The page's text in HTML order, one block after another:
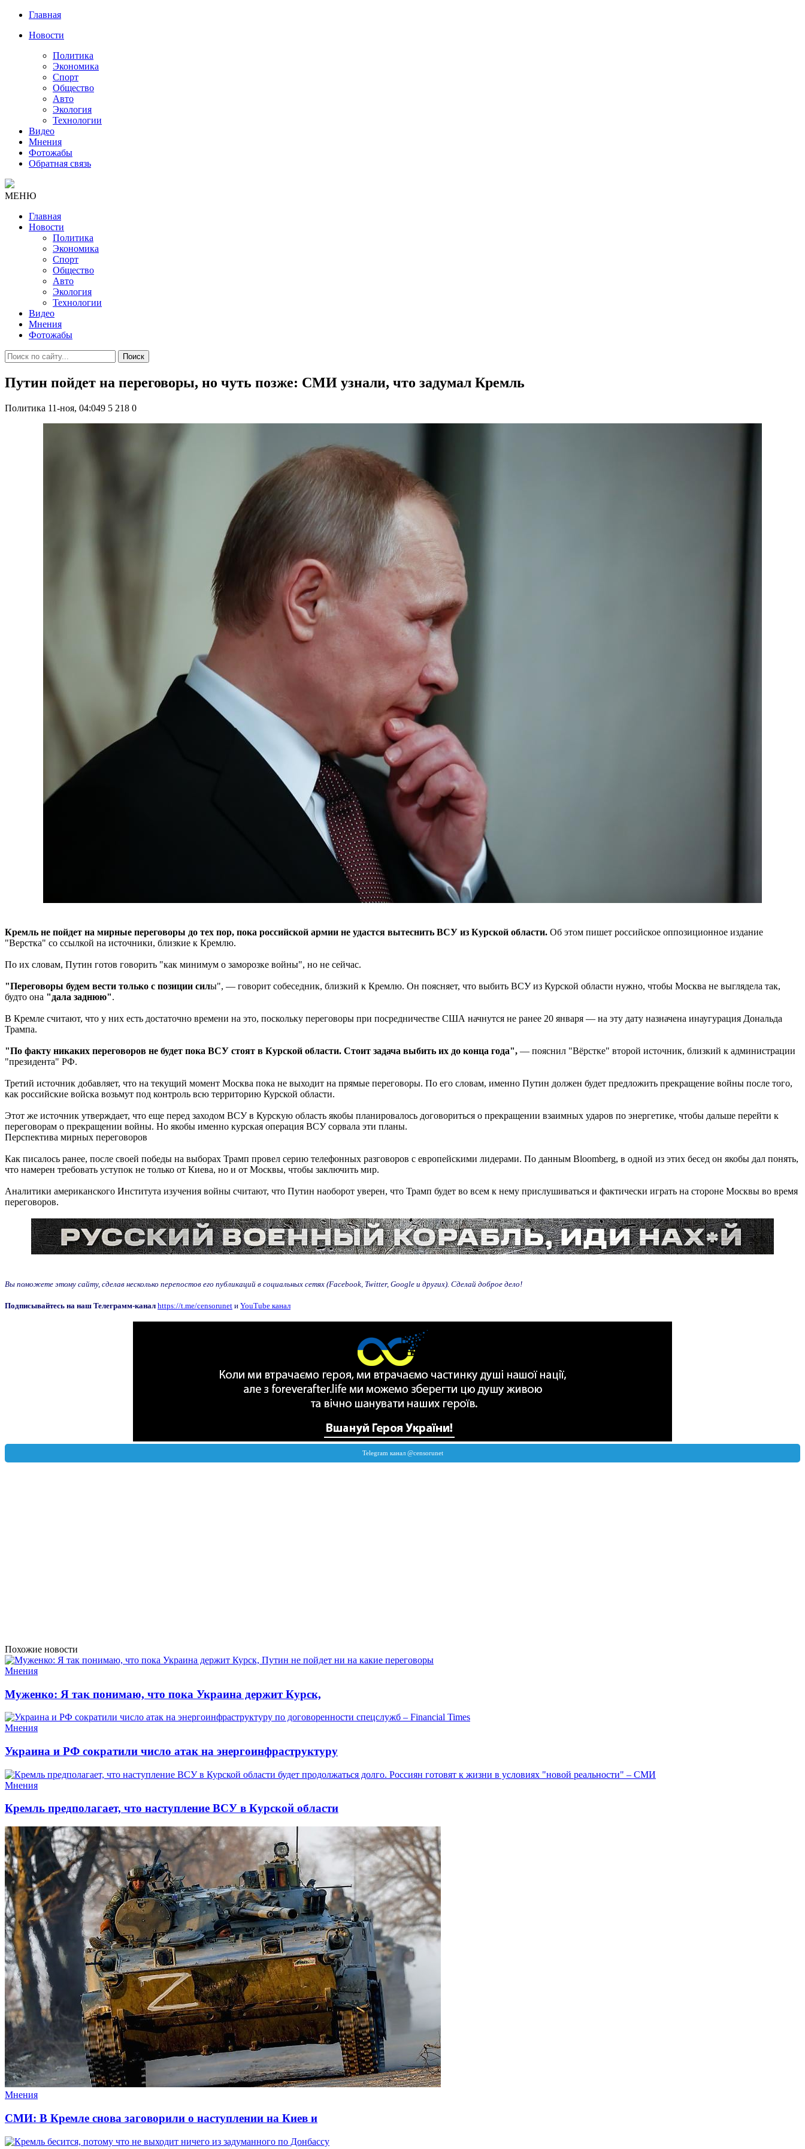
Главная
Новости
Политика
Экономика
Спорт
Общество
Авто
Экология
Технологии
Видео
Мнения
Фотожабы
Обратная связь
МЕНЮ
Главная
Новости
Политика
Экономика
Спорт
Общество
Авто
Экология
Технологии
Видео
Мнения
Фотожабы
Поиск
Путин пойдет на переговоры, но чуть позже: СМИ узнали, что задумал Кремль
Политика 11-ноя, 04:049 5 218 0
Кремль не пойдет на мирные переговоры до тех пор, пока российской армии не удастся вытеснить ВСУ из Курской области. Об этом пишет российское оппозиционное издание
"Верстка" со ссылкой на источники, близкие к Кремлю.
По их словам, Путин готов говорить "как минимум о заморозке войны", но не сейчас.
"Переговоры будем вести только с позиции силы", — говорит собеседник, близкий к Кремлю. Он поясняет, что выбить ВСУ из Курской области нужно, чтобы Москва не выглядела так,
будто она "дала заднюю".
В Кремле считают, что у них есть достаточно времени на это, поскольку переговоры при посредничестве США начнутся не ранее 20 января — на эту дату назначена инаугурация Дональда
Трампа.
"По факту никаких переговоров не будет пока ВСУ стоят в Курской области. Стоит задача выбить их до конца года", — пояснил "Вёрстке" второй источник, близкий к администрации
"президента" РФ.
Третий источник добавляет, что на текущий момент Москва пока не выходит на прямые переговоры. По его словам, именно Путин должен будет предложить прекращение войны после того,
как российские войска возьмут под контроль всю территорию Курской области.
Этот же источник утверждает, что еще перед заходом ВСУ в Курскую область якобы планировалось договориться о прекращении взаимных ударов по энергетике, чтобы дальше перейти к
переговорам о прекращении войны. Но якобы именно курская операция ВСУ сорвала эти планы.
Перспектива мирных переговоров
Как писалось ранее, после своей победы на выборах Трамп провел серию телефонных разговоров с европейскими лидерами. По данным Bloomberg, в одной из этих бесед он якобы дал понять,
что намерен требовать уступок не только от Киева, но и от Москвы, чтобы заключить мир.
Аналитики американского Института изучения войны считают, что Путин наоборот уверен, что Трамп будет во всем к нему прислушиваться и фактически играть на стороне Москвы во время
переговоров.
Вы поможете этому сайту, сделав несколько перепостов его публикаций в социальных сетях (Facebook, Twitter, Google и других). Сделай доброе дело!
Подписывайтесь на наш Телеграмм-канал https://t.me/censorunet и YouTube канал
Похожие новости
Мнения
Муженко: Я так понимаю, что пока Украина держит Курск,
Мнения
Украина и РФ сократили число атак на энергоинфраструктуру
Мнения
Кремль предполагает, что наступление ВСУ в Курской области
Мнения
СМИ: В Кремле снова заговорили о наступлении на Киев и